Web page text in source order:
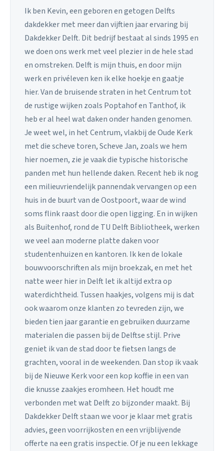
Ik ben Kevin, een geboren en getogen Delfts
dakdekker met meer dan vijftien jaar ervaring bij
Dakdekker Delft. Dit bedrijf bestaat al sinds 1995 en
we doen ons werk met veel plezier in de hele stad
en omstreken. Delft is mijn thuis, en door mijn
werk en privéleven ken ik elke hoekje en gaatje
hier. Van de bruisende straten in het Centrum tot
de rustige wijken zoals Poptahof en Tanthof, ik
heb er al heel wat daken onder handen genomen.
Je weet wel, in het Centrum, vlakbij de Oude Kerk
met die scheve toren, Scheve Jan, zoals we hem
hier noemen, zie je vaak die typische historische
panden met hun hellende daken. Recent heb ik nog
een milieuvriendelijk pannendak vervangen op een
huis in de buurt van de Oostpoort, waar de wind
soms flink raast door die open ligging. En in wijken
als Buitenhof, rond de TU Delft Bibliotheek, werken
we veel aan moderne platte daken voor
studentenhuizen en kantoren. Ik ken de lokale
bouwvoorschriften als mijn broekzak, en met het
natte weer hier in Delft let ik altijd extra op
waterdichtheid. Tussen haakjes, volgens mij is dat
ook waarom onze klanten zo tevreden zijn, we
bieden tien jaar garantie en gebruiken duurzame
materialen die passen bij de Delftse stijl. Prive
geniet ik van de stad door te fietsen langs de
grachten, vooral in de weekenden. Dan stop ik vaak
bij de Nieuwe Kerk voor een kop koffie in een van
die knusse zaakjes eromheen. Het houdt me
verbonden met wat Delft zo bijzonder maakt. Bij
Dakdekker Delft staan we voor je klaar met gratis
advies, geen voorrijkosten en een vrijblijvende
offerte na een gratis inspectie. Of je nu een lekkage